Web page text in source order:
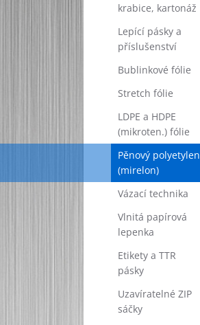
krabice, kartonáž
Lepící pásky a
příslušenství
Bublinkové fólie
Stretch fólie
LDPE a HDPE
(mikroten.) fólie
Pěnový polyetylen
(mirelon)
Vázací technika
Vlnitá papírová
lepenka
Etikety a TTR
pásky
Uzavíratelné ZIP
sáčky